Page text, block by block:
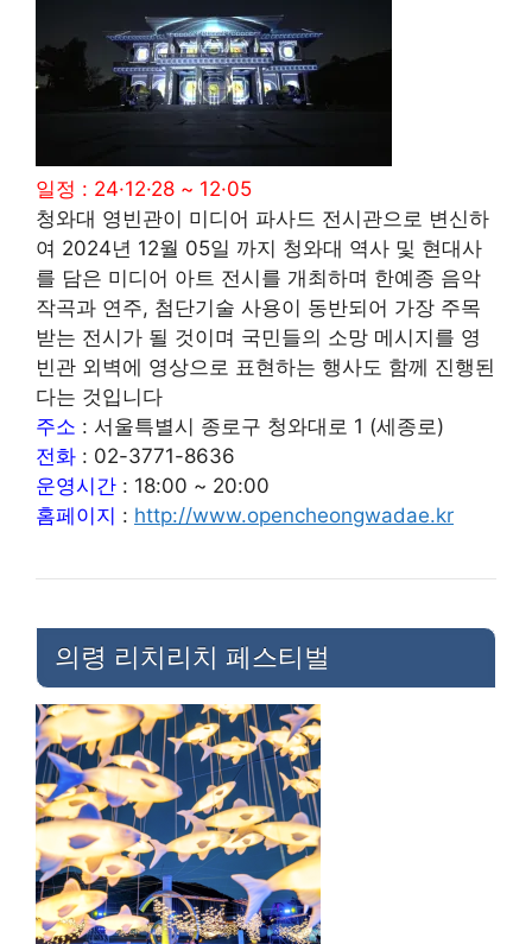
일정 : 24·12·28 ~ 12·05
청와대 영빈관이 미디어 파사드 전시관으로 변신하
여 2024년 12월 05일 까지 청와대 역사 및 현대사
를 담은 미디어 아트 전시를 개최하며 한예종 음악
작곡과 연주, 첨단기술 사용이 동반되어 가장 주목
받는 전시가 될 것이며 국민들의 소망 메시지를 영
빈관 외벽에 영상으로 표현하는 행사도 함께 진행된
다는 것입니다
주소 : 서울특별시 종로구 청와대로 1 (세종로)
전화 : 02-3771-8636
운영시간 : 18:00 ~ 20:00
홈페이지 : http://www.opencheongwadae.kr
의령 리치리치 페스티벌